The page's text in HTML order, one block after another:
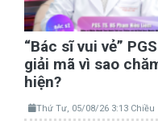
“Bác sĩ vui vẻ”
giải mã vì sao
hiện?
Thứ Tư, 05/08/26 3:13 Chiều